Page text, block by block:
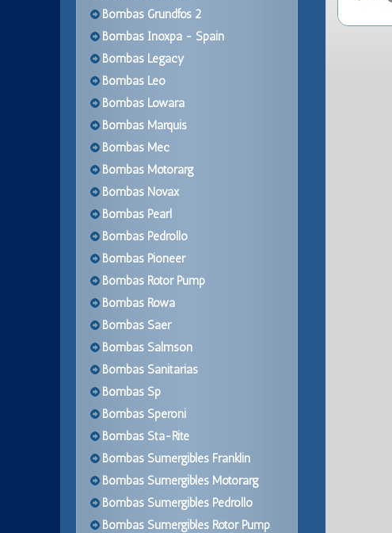
Bombas Grundfos 2
Bombas Inoxpa - Spain
Bombas Legacy
Bombas Leo
Bombas Lowara
Bombas Marquis
Bombas Mec
Bombas Motorarg
Bombas Novax
Bombas Pearl
Bombas Pedrollo
Bombas Pioneer
Bombas Rotor Pump
Bombas Rowa
Bombas Saer
Bombas Salmson
Bombas Sanitarias
Bombas Sp
Bombas Speroni
Bombas Sta-Rite
Bombas Sumergibles Franklin
Bombas Sumergibles Motorarg
Bombas Sumergibles Pedrollo
Bombas Sumergibles Rotor Pump